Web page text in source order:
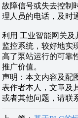
故障信号或失去控制
理人员的电话，及时
利用 工业智能网关及
监控系统，较好地实
高了泵站运行的可靠
推广价值。
声明：本文内容及配
表作者本人，文章及
或者其他问题，请联